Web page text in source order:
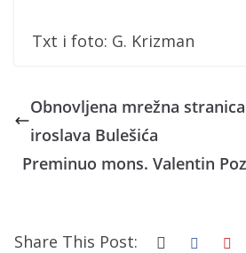
Txt i foto: G. Krizman
Obnovljena mrežna
iroslava Bulešića
Preminuo mons. Valentin
Share This Post: